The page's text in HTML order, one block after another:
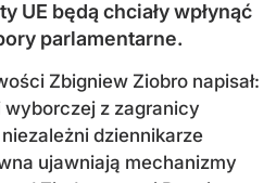
UE będą chciały wpłynąć
parlamentarne.
Zbigniew Ziobro napisał:
z zagranicy
dziennikarze
ujawniają mechanizmy